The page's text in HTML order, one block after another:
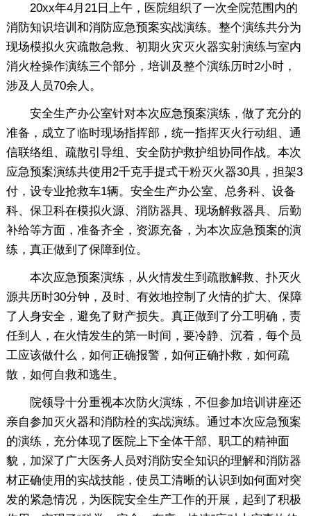
20xx年4月21日上午，医院组织了一次全院范围内的
消防知识培训和消防应急预案实战演练。整个演练共分为
现场模拟火灾疏散急救、初期火灾灭火器实射演练与室内
消火栓操作演练三个部分，培训及整个演练历时2小时，
涉及人员70余人。
安全生产办公室针对本次应急预案演练，做了充分的
准备，成立了临时现场指挥部，统一指挥灭火行动组、通
信联络组、疏散引导组、安全防护救护组协同作战。本次
应急预案演练共使用2千克手提式干粉灭火器30具，担架3
付，设专业抢救车1辆。安全生产办公室、总务科、设备
科、保卫科在模拟火源、消防器具、现场解救器具、后勤
补给等方面，准备齐全，资源充备，为本次应急预案的演
练，真正做到了保障到位。
本次应急预案演练，从火情发生到疏散解救、扑灭火
源共历时30分钟，及时、有效地控制了火情的扩大、保障
了人身安全，避免了财产损失。真正做到了分工明确，责
任到人，在火情发生的第一时间，要冷静、沉着，每个员
工应该做什么，如何正确报警，如何正确扑救，如何疏
散，如何自救和逃生。
院领导十分重视本次防火演练，不但参加培训讲座还
亲自参加灭火器和消防栓的实战演练。通过本次应急预案
的演练，充分体现了医院上下全体干部、职工的精神面
貌，加深了广大医务人员对消防安全知识的理解和消防器
材正确使用的实战技能，使员工清晰的认识到如何面对突
发的紧急情况，为医院安全生产工作的开展，起到了积极